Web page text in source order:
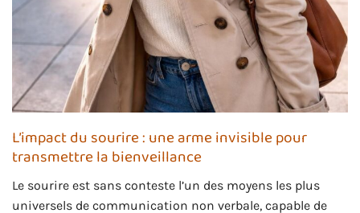
L’impact du sourire : une arme invisible pour
transmettre la bienveillance
Le sourire est sans conteste l’un des moyens les plus
universels de communication non verbale, capable de